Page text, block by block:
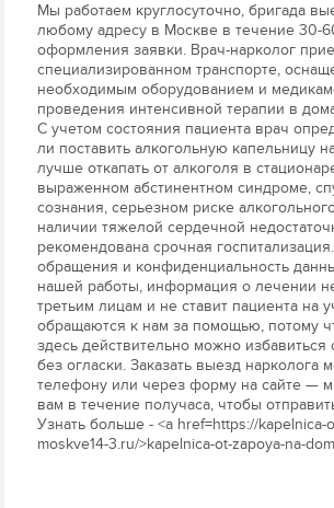
Мы работаем круглосуточно, бригада
любому адресу в Москве в течение 30-
оформления заявки. Врач-нарколог
специализированном транспорте,
необходимым оборудованием и
проведения интенсивной терапии в
С учетом состояния пациента врач
ли поставить алкогольную капельницу
лучше откапать от алкоголя в
выраженном абстинентном синдроме,
сознания, серьезном риске
наличии тяжелой сердечной
рекомендована срочная
обращения и конфиденциальность
нашей работы, информация о лечении
третьим лицам и не ставит пациента на
обращаются к нам за помощью, потому
здесь действительно можно избавиться
без огласки. Заказать выезд нарколога
телефону или через форму на сайте —
вам в течение получаса, чтобы
Узнать больше - <a href=https://kapelnica-
moskve14-3.ru/>kapelnica-ot-zapoya-na-